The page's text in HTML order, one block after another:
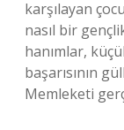
karşılayan
nasıl bir
hanımlar,
başarısının
Memleketi